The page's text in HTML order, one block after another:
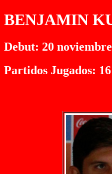
BENJAMIN
Debut: 20
Partidos Jugados: 16